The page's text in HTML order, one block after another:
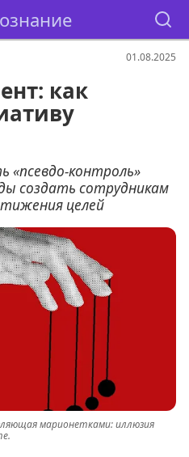
01.08.2025
как
«псевдо-контроль»
создать сотрудникам
целей
марионетками: иллюзия